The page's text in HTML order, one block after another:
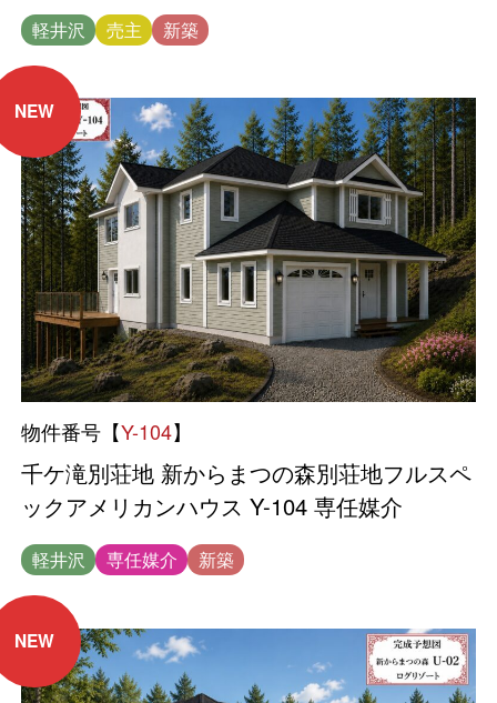
軽井沢 売主 新築
NEW
物件番号【Y-104】
千ケ滝別荘地 新からまつの森別荘地フルスペ
ックアメリカンハウス Y-104 専任媒介
軽井沢 専任媒介 新築
NEW